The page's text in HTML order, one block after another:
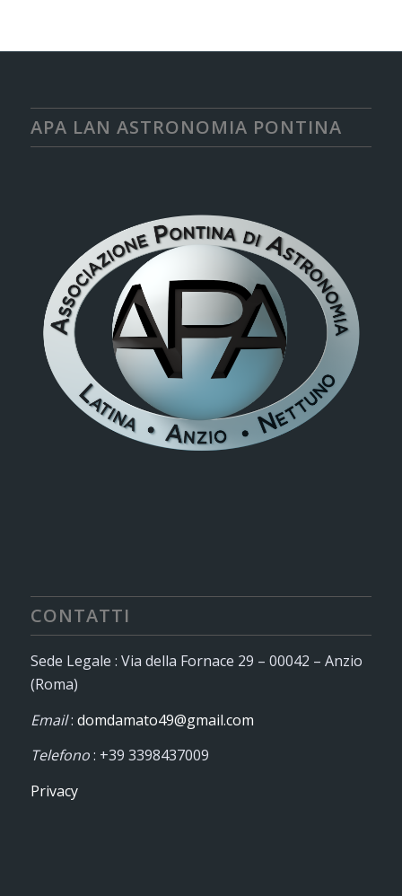
APA LAN ASTRONOMIA PONTINA
CONTATTI
Sede Legale : Via della Fornace 29 – 00042 – Anzio
(Roma)
Email: domdamato49@gmail.com
Telefono: +39 3398437009
Privacy